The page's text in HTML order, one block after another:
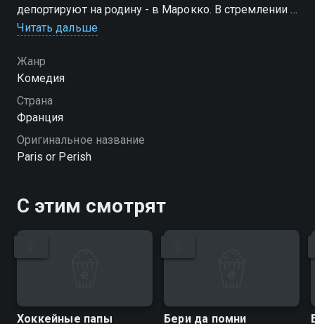
депортируют на родину - в Марокко. В стремлении к
своей мечте она совершает невозможное…
Читать дальше
Жанр
Комедия
Страна
Франция
Оригинальное название
Paris or Perish
С этим смотрят
Хоккейные папы Бери да помни